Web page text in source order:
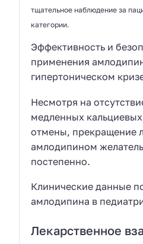
тщательное наблюдение за
категории.
Эффективность и
применения
гипертоническом
Несмотря на
медленных
отмены, прекращение
амлодипином
постепенно.
Клинические данные
амлодипина в
Лекарственное